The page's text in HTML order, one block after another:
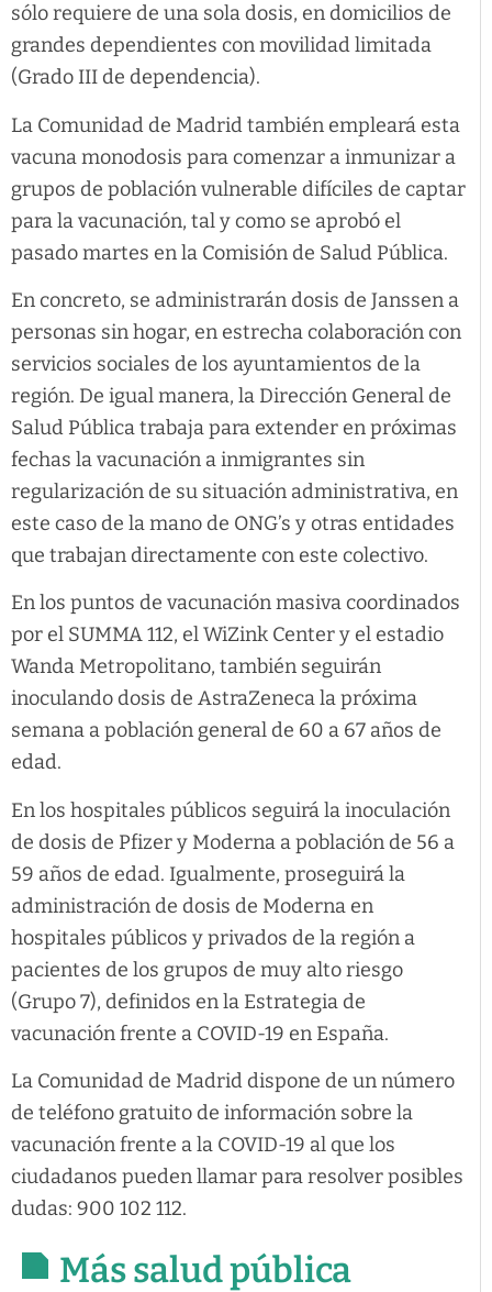
sólo requiere de una sola dosis, en domicilios de
grandes dependientes con movilidad limitada
(Grado III de dependencia).
La Comunidad de Madrid también empleará esta
vacuna monodosis para comenzar a inmunizar a
grupos de población vulnerable difíciles de captar
para la vacunación, tal y como se aprobó el
pasado martes en la Comisión de Salud Pública.
En concreto, se administrarán dosis de Janssen a
personas sin hogar, en estrecha colaboración con
servicios sociales de los ayuntamientos de la
región. De igual manera, la Dirección General de
Salud Pública trabaja para extender en próximas
fechas la vacunación a inmigrantes sin
regularización de su situación administrativa, en
este caso de la mano de ONG’s y otras entidades
que trabajan directamente con este colectivo.
En los puntos de vacunación masiva coordinados
por el SUMMA 112, el WiZink Center y el estadio
Wanda Metropolitano, también seguirán
inoculando dosis de AstraZeneca la próxima
semana a población general de 60 a 67 años de
edad.
En los hospitales públicos seguirá la inoculación
de dosis de Pfizer y Moderna a población de 56 a
59 años de edad. Igualmente, proseguirá la
administración de dosis de Moderna en
hospitales públicos y privados de la región a
pacientes de los grupos de muy alto riesgo
(Grupo 7), definidos en la Estrategia de
vacunación frente a COVID-19 en España.
La Comunidad de Madrid dispone de un número
de teléfono gratuito de información sobre la
vacunación frente a la COVID-19 al que los
ciudadanos pueden llamar para resolver posibles
dudas: 900 102 112.
Más salud pública